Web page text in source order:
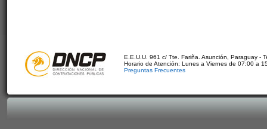
E.E.U.U. 961 c/ Tte. Fariña. Asunción, Paraguay -
Horario de Atención: Lunes a Viernes de 07:00 a
Preguntas Frecuentes